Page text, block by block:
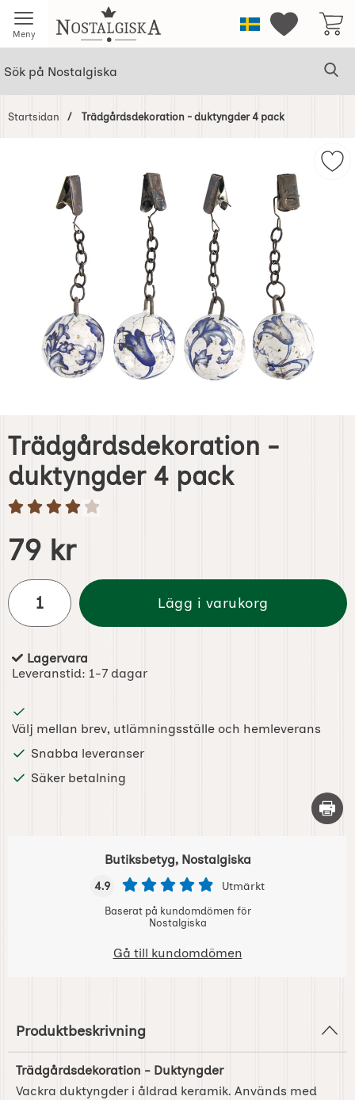
Meny Startsidan för NostalgiskaSverigeMina
Startsidan Trädgårdsdekoration - duktyngder 4 pack
Trädgårdsdekoration -
duktyngder 4 pack
Handla denna produkt Trädgårdsdekoration -
pris
79 kr
antal
Lägg i varukorg
Tillgänglighet:
Lagervara
Leveranstid: 1-7 dagar
Välj mellan brev, utlämningsställe och hemleverans
Snabba leveranser
Säker betalning
Skriv
Butiksbetyg, Nostalgiska
4.9 Utmärkt
Baserat på kundomdömen för
Nostalgiska
Gå till kundomdömen
Produktbeskrivning
Trädgårdsdekoration - Duktyngder
Vackra duktyngder i åldrad keramik. Används med